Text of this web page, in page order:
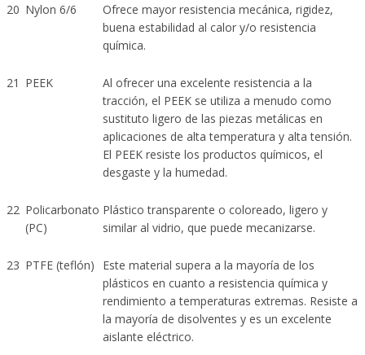
20 Nylon 6/6
Ofrece mayor resistencia mecánica, rigidez,
buena estabilidad al calor y/o resistencia
química.
21 PEEK
Al ofrecer una excelente resistencia a la
tracción, el PEEK se utiliza a menudo como
sustituto ligero de las piezas metálicas en
aplicaciones de alta temperatura y alta tensión.
El PEEK resiste los productos químicos, el
desgaste y la humedad.
22 Policarbonato
(PC)
Plástico transparente o coloreado, ligero y
similar al vidrio, que puede mecanizarse.
23 PTFE (teflón)
Este material supera a la mayoría de los
plásticos en cuanto a resistencia química y
rendimiento a temperaturas extremas. Resiste a
la mayoría de disolventes y es un excelente
aislante eléctrico.